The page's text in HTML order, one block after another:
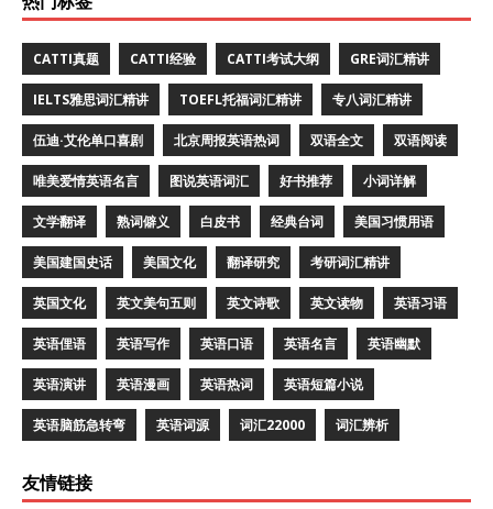
CATTI真题 CATTI经验 CATTI考试大纲 GRE词汇精讲
IELTS雅思词汇精讲 TOEFL托福词汇精讲 专八词汇精讲
伍迪·艾伦单口喜剧 北京周报英语热词 双语全文 双语阅读
唯美爱情英语名言 图说英语词汇 好书推荐 小词详解
文学翻译 熟词僻义 白皮书 经典台词 美国习惯用语
美国建国史话 美国文化 翻译研究 考研词汇精讲
英国文化 英文美句五则 英文诗歌 英文读物 英语习语
英语俚语 英语写作 英语口语 英语名言 英语幽默
英语演讲 英语漫画 英语热词 英语短篇小说
英语脑筋急转弯 英语词源 词汇22000 词汇辨析
友情链接